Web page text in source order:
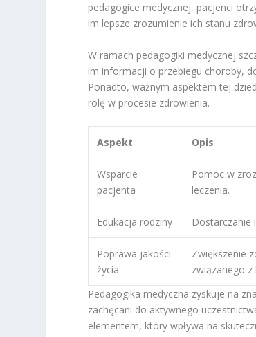
pedagogice medycznej, pacjenci
im lepsze zrozumienie ich stanu
W ramach pedagogiki medycznej
im informacji o przebiegu choroby,
Ponadto, ważnym aspektem tej
rolę w procesie zdrowienia.
Aspekt Opis
Wsparcie
pacjenta
Pomoc w
leczenia.
Edukacja rodziny Dostarczanie
Poprawa jakości
życia
Zwiększenie
związanego z
Pedagogika medyczna zyskuje na
zachęcani do aktywnego
elementem, który wpływa na